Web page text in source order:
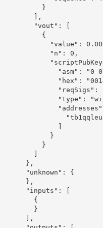
          }
        ],
        "vout": [
          {
"value":
            "n": 0,
"asm": "0
"hex":
"reqSigs":
"type":
              ]
            }
          }
        ]
      },
      "unknown": {
      },
      "inputs": [
        {
        }
      ],